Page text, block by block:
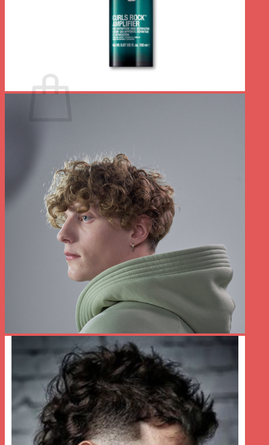
Votre panier est vide.
Retour à la boutique
Retour à la boutique